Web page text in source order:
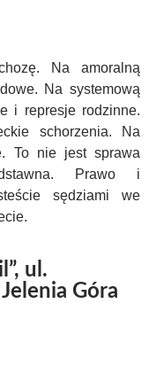
Na amoralną
Na systemową
i represje rodzinne.
schorzenia. Na
To nie jest sprawa
Prawo i
sędziami we
ul.
Góra